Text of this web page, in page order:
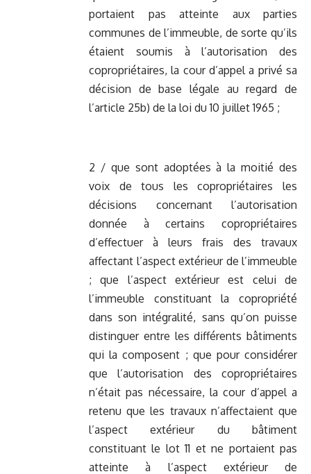
portaient pas atteinte aux parties
communes de l’immeuble, de sorte qu’ils
étaient soumis à l’autorisation des
copropriétaires, la cour d’appel a privé sa
décision de base légale au regard de
l’article 25b) de la loi du 10 juillet 1965 ;
2 / que sont adoptées à la moitié des
voix de tous les copropriétaires les
décisions concernant l’autorisation
donnée à certains copropriétaires
d’effectuer à leurs frais des travaux
affectant l’aspect extérieur de l’immeuble
; que l’aspect extérieur est celui de
l’immeuble constituant la copropriété
dans son intégralité, sans qu’on puisse
distinguer entre les différents bâtiments
qui la composent ; que pour considérer
que l’autorisation des copropriétaires
n’était pas nécessaire, la cour d’appel a
retenu que les travaux n’affectaient que
l’aspect extérieur du bâtiment
constituant le lot 11 et ne portaient pas
atteinte à l’aspect extérieur de